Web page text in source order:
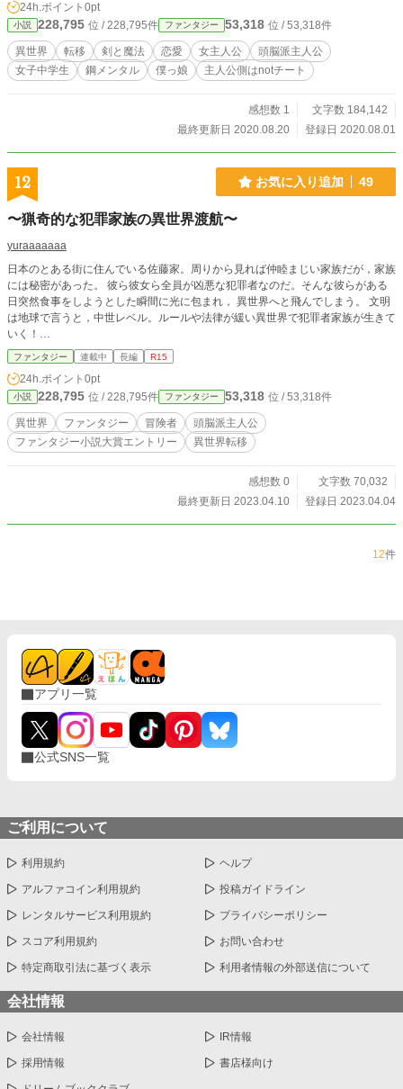
世界を救う方法はただ一つ。勇者達を倒し、魔王・アーリ
アの“世界征服”を実現させること！成り行きのまま紫苑はアー
リアに協力することに。 武器は信頼・知略・努力のみ！普
通の女子と人間の魔王が今、チートな勇者達に挑む。
24h.ポイント 0pt
小説 228,795 位 / 228,795件 ファンタジー 53,318 位 / 53,318件
異世界 転移 剣と魔法 恋愛 女主人公
頭脳派主人公
女子中学生
鋼メンタル 僕っ娘 主人公側はnotチート
感想数 1
文字数 184,142
最終更新日 2020.08.20
登録日 2020.08.01
12 お気に入り追加 49
〜猟奇的な犯罪家族の異世界渡航〜
yuraaaaaaa
日本のとある街に住んでいる佐藤家。周りから見れば仲睦まじい家族だが，家族
には秘密があった。 彼ら彼女ら全員が凶悪な犯罪者なのだ。そんな彼らがある
日突然食事をしようとした瞬間に光に包まれ， 異世界へと飛んでしまう。 文明
は地球で言うと，中世レベル。ルールや法律が緩い異世界で犯罪者家族が生きて
いく！
〜〜〜〜〜〜〜〜〜〜〜〜〜〜〜〜〜〜〜〜〜〜〜〜〜〜〜〜〜〜〜〜〜〜〜〜
この作品は，カクヨム，小説家になろうのサイトにも投稿しております。
ファンタジー 連載中 長編 R15
24h.ポイント 0pt
小説 228,795 位 / 228,795件 ファンタジー 53,318 位 / 53,318件
異世界 ファンタジー 冒険者
頭脳派主人公
ファンタジー小説大賞エントリー
異世界転移
感想数 0
文字数 70,032
最終更新日 2023.04.10
登録日 2023.04.04
12件
アプリ一覧
公式SNS一覧
ご利用について
利用規約 ヘルプ
アルファコイン利用規約 投稿ガイドライン
レンタルサービス利用規約 プライバシーポリシー
スコア利用規約 お問い合わせ
特定商取引法に基づく表示 利用者情報の外部送信について
会社情報
会社情報 IR情報
採用情報 書店様向け